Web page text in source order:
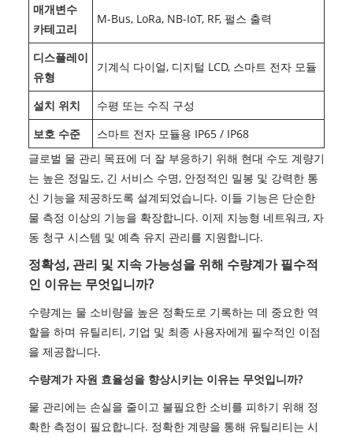
매개변수
카테고리
M-Bus, LoRa, NB-IoT, RF, 펄스 출력
디스플레이
유형
기계식 다이얼, 디지털 LCD, 스마트 전자 모듈
설치 위치
수평 또는 수직 구성
보호 수준
스마트 전자 모듈용 IP65 / IP68
글로벌 물 관리 목표에 더 잘 부응하기 위해 현대 수도 계량기
는 높은 정밀도, 긴 서비스 수명, 안정적인 밀봉 및 강력한 통
신 기능을 제공하도록 설계되었습니다. 이들 기능은 단순한
물 측정 이상의 기능을 확장합니다. 이제 지능형 네트워크, 자
동 청구 시스템 및 예측 유지 관리를 지원합니다.
정확성, 관리 및 지속 가능성을 위해 수량계가 필수적
인 이유는 무엇입니까?
수량계는 물 소비량을 높은 정확도로 기록하는 데 중요한 역
할을 하며 유틸리티, 기업 및 최종 사용자에게 필수적인 이점
을 제공합니다.
수량계가 자원 효율성을 향상시키는 이유는 무엇입니까?
물 관리에는 손실을 줄이고 불필요한 소비를 피하기 위해 정
확한 측정이 필요합니다. 정확한 계량을 통해 유틸리티는 시